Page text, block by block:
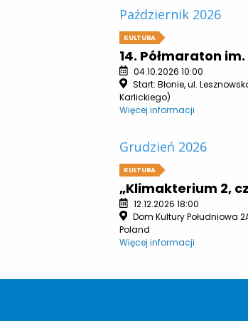
Październik 2026
KULTURA
14. Półmaraton
04.10.2026 10:00
Start: Błonie, ul.
Karlickiego)
Więcej informacji
Grudzień 2026
KULTURA
„Klimakterium 2,
12.12.2026 18:00
Dom Kultury Południowa
Poland
Więcej informacji